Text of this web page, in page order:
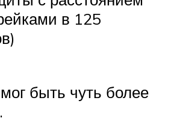
в 125
быть чуть более